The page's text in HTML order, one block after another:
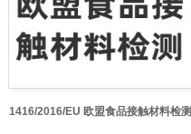
1416/2016/EU 欧盟食品接触材料检测